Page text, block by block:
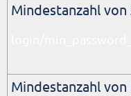
Mindestanzahl
Mindestanzahl